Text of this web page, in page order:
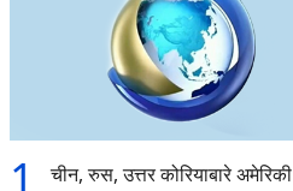
चीन, रुस, उत्तर कोरियाबारे अमेरिकी